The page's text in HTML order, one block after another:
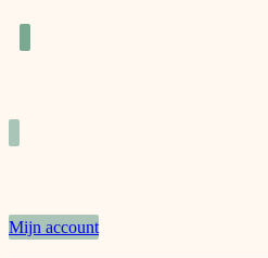
Mijn account